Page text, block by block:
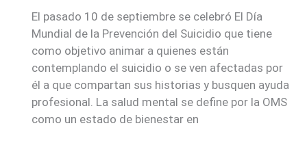
El pasado 10 de septiembre se celebró El Día
Mundial de la Prevención del Suicidio que tiene
como objetivo animar a quienes están
contemplando el suicidio o se ven afectadas por
él a que compartan sus historias y busquen ayuda
profesional. La salud mental se define por la OMS
como un estado de bienestar en